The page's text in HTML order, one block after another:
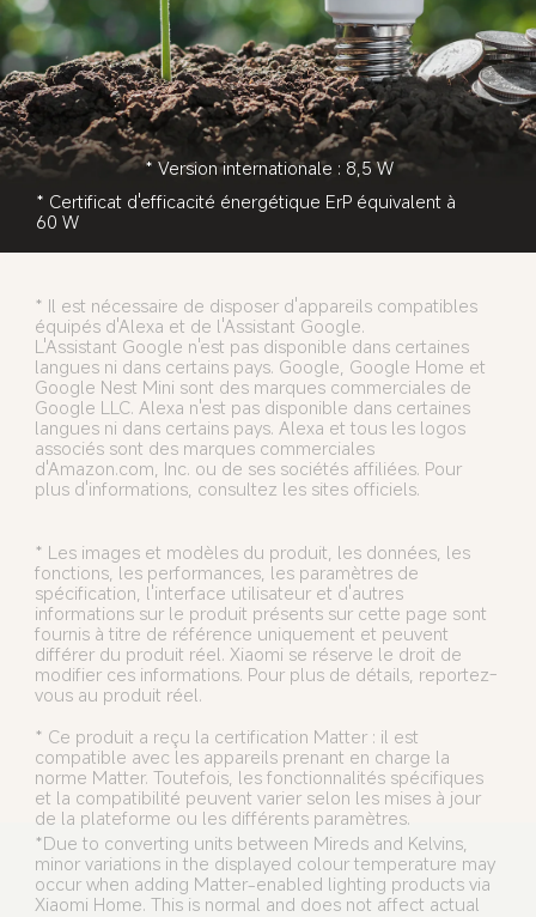
* Version internationale : 8,5 W
* Certificat d'efficacité énergétique ErP équivalent à
60 W
* Il est nécessaire de disposer d'appareils compatibles
équipés d'Alexa et de l'Assistant Google.
L'Assistant Google n'est pas disponible dans certaines
langues ni dans certains pays. Google, Google Home et
Google Nest Mini sont des marques commerciales de
Google LLC. Alexa n'est pas disponible dans certaines
langues ni dans certains pays. Alexa et tous les logos
associés sont des marques commerciales
d'Amazon.com, Inc. ou de ses sociétés affiliées. Pour
plus d'informations, consultez les sites officiels.
* Les images et modèles du produit, les données, les
fonctions, les performances, les paramètres de
spécification, l'interface utilisateur et d'autres
informations sur le produit présents sur cette page sont
fournis à titre de référence uniquement et peuvent
différer du produit réel. Xiaomi se réserve le droit de
modifier ces informations. Pour plus de détails, reportez-
vous au produit réel.
* Ce produit a reçu la certification Matter : il est
compatible avec les appareils prenant en charge la
norme Matter. Toutefois, les fonctionnalités spécifiques
et la compatibilité peuvent varier selon les mises à jour
de la plateforme ou les différents paramètres.
*Due to converting units between Mireds and Kelvins,
minor variations in the displayed colour temperature may
occur when adding Matter-enabled lighting products via
Xiaomi Home. This is normal and does not affect actual